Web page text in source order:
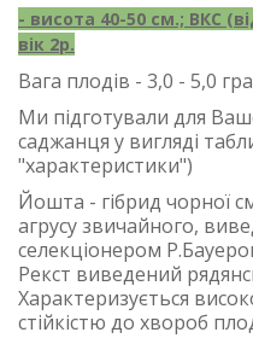
- висота 40-50 см.; ВКС
вік 2р.
Вага плодів - 3,0 - 5,0
Ми підготували для
саджанця у вигляді
"характеристики")
Йошта - гібрид чорної
агрусу звичайного,
селекціонером
Рекст виведений
Характеризується
стійкістю до хвороб